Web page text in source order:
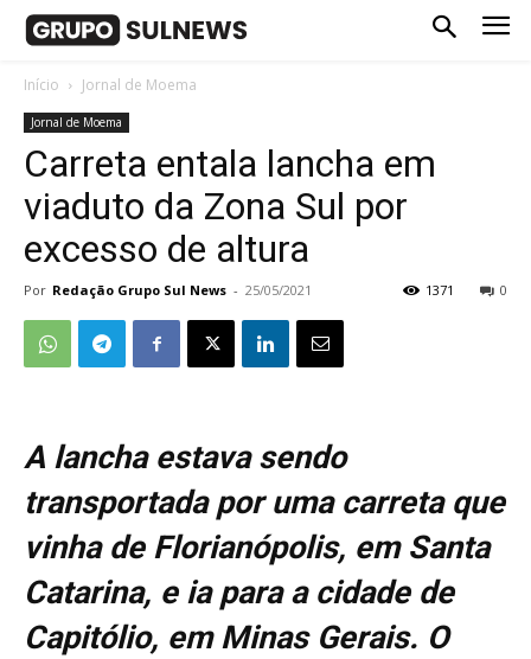
Início Jornal de Moema
Jornal de Moema
Carreta entala lancha em
viaduto da Zona Sul por
excesso de altura
Por Redação Grupo Sul News - 25/05/2021 0
1371
A lancha estava sendo
transportada por uma carreta que
vinha de Florianópolis, em Santa
Catarina, e ia para a cidade de
Capitólio, em Minas Gerais. O